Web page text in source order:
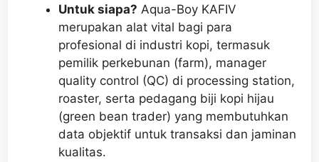
Untuk siapa? Aqua-Boy KAFIV
merupakan alat vital bagi para
profesional di industri kopi, termasuk
pemilik perkebunan (farm), manager
quality control (QC) di processing station,
roaster, serta pedagang biji kopi hijau
(green bean trader) yang membutuhkan
data objektif untuk transaksi dan jaminan
kualitas.